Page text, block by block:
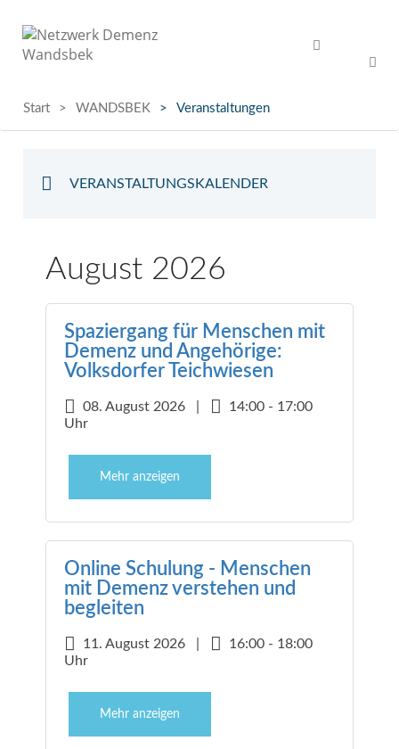
Start WANDSBEK Veranstaltungen
VERANSTALTUNGSKALENDER
August 2026
Spaziergang für Menschen mit
Demenz und Angehörige:
Volksdorfer Teichwiesen
08. August 2026 |
14:00 - 17:00
Uhr
Mehr anzeigen
Online Schulung - Menschen
mit Demenz verstehen und
begleiten
11. August 2026 |
16:00 - 18:00
Uhr
Mehr anzeigen